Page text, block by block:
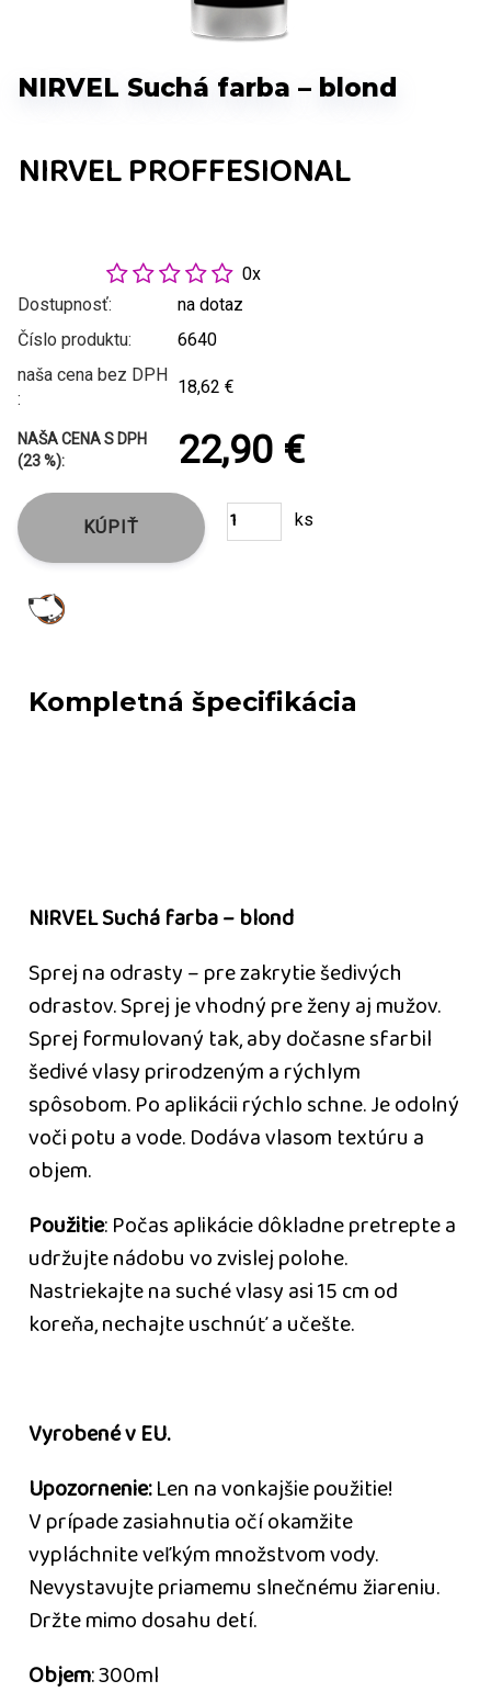
NIRVEL Suchá farba – blond
NIRVEL PROFFESIONAL
0x
Dostupnosť:
na dotaz
Číslo produktu:
6640
naša cena bez DPH
:
18,62 €
NAŠA CENA S DPH
(23 %):
22,90 €
ks
KÚPIŤ
Kompletná špecifikácia
NIRVEL Suchá farba – blond
Sprej na odrasty – pre zakrytie šedivých
odrastov. Sprej je vhodný pre ženy aj mužov.
Sprej formulovaný tak, aby dočasne sfarbil
šedivé vlasy prirodzeným a rýchlym
spôsobom. Po aplikácii rýchlo schne. Je odolný
voči potu a vode. Dodáva vlasom textúru a
objem.
Použitie: Počas aplikácie dôkladne pretrepte a
udržujte nádobu vo zvislej polohe.
Nastriekajte na suché vlasy asi 15 cm od
koreňa, nechajte uschnúť a učešte.
Vyrobené v EU.
Upozornenie:Len na vonkajšie použitie!
V prípade zasiahnutia očí okamžite
vypláchnite veľkým množstvom vody.
Nevystavujte priamemu slnečnému žiareniu.
Držte mimo dosahu detí.
Objem: 300ml